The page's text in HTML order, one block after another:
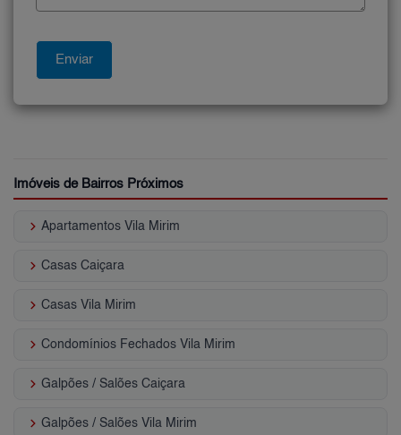
Imóveis de Bairros Próximos
keyboard_arrow_right Apartamentos Vila Mirim
keyboard_arrow_right Casas Caiçara
keyboard_arrow_right Casas Vila Mirim
keyboard_arrow_right Condomínios Fechados Vila Mirim
keyboard_arrow_right Galpões / Salões Caiçara
keyboard_arrow_right Galpões / Salões Vila Mirim